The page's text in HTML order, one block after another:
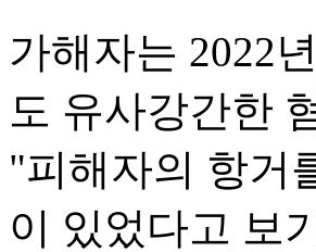
가해자는 2022
도 유사강간한
"피해자의 항거
이 있었다고 보